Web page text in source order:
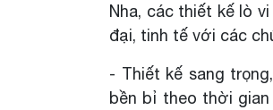
Nha, các thiết kế lò
đại, tinh tế với các
- Thiết kế sang
bền bỉ theo thời